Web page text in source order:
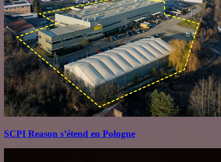
SCPI Reason s’étend en Pologne